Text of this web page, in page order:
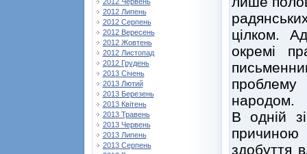
2012 Липень
2012 Серпень
2012 Вересень
2012 Жовтень
2012 Листопад
2012 Грудень
2013 Січень
2013 Лютий
2013 Березень
2013 Квітень
2013 Травень
2013 Червень
2013 Липень
2013 Серпень
цілком.
окремі
проблему
народом.
В одній
причиною
здобуття